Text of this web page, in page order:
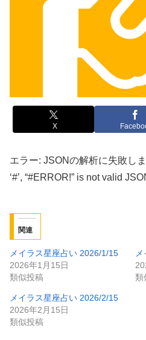
X
エラー: JSONの解析に失敗し
‘#’, “#ERROR!” is not valid
関連
メイラス星座占い 2026/1/15
2026年1月15日
類似投稿
類
メイラス星座占い 2026/2/15
2026年2月15日
類似投稿